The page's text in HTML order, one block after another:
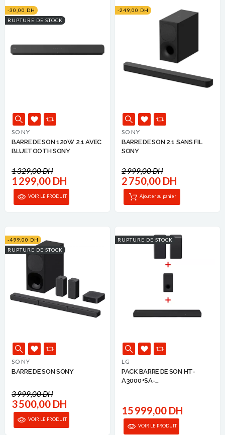
-30,00 DH
RUPTURE DE STOCK
SONY
BARRE DE SON 120W 2.1 AVEC
BLUETOOTH SONY
1 329,00 DH
1 299,00 DH
VOIR LE PRODUIT
-249,00 DH
SONY
BARRE DE SON 2.1 SANS FIL
SONY
2 999,00 DH
2 750,00 DH
Ajouter au panier
-499,00 DH
RUPTURE DE STOCK
SONY
BARRE DE SON SONY
3 999,00 DH
3 500,00 DH
VOIR LE PRODUIT
RUPTURE DE STOCK
LG
PACK BARRE DE SON HT-
A3000+SA-
15 999,00 DH
VOIR LE PRODUIT